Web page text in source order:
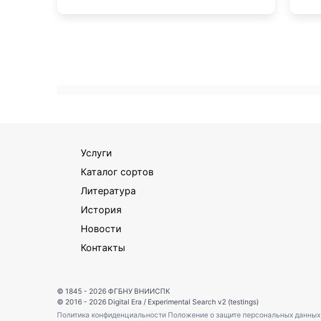
Услуги
Каталог сортов
Литература
История
Новости
Контакты
© 1845 - 2026 ФГБНУ ВНИИСПК
© 2016 - 2026 Digital Era / Experimental Search v2 (testings)
Политика конфиденциальности Положение о защите персональных данных